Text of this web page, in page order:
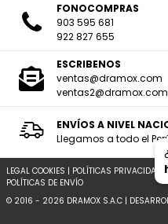
FONOCOMPRAS
903 595 681
922 827 655
ESCRIBENOS
ventas@dramox.com
ventas2@dramox.com
ENVÍOS A NIVEL
Llegamos a todo el
LEGAL COOKIES | POLÍTICAS PRIVACIDAD |
POLÍTICAS DE ENVÍO
© 2016 - 2026 DRAMOX S.A.C |